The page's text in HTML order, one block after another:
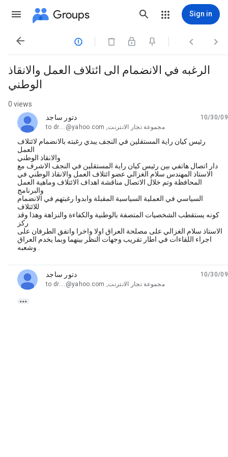
Groups Sign in
   
الرغبه في الانضمام الى ائتلاف العمل والانقاذ
الوطني
0 views
دتور ساجد
unread,
10/30/09
to
مجموعة تجار الانترنت, dr....@yahoo.com
رئيس كيان راية المستقلين في النجف يبدي رغبته بالانضمام لائتلاف
العمل
والانقاذ الوطني
دار اتصال هاتفي بين رئيس كيان راية المستقلين في النجف الاشرف مع
الاستاذ المهندس سلام الغزالي عضو ائتلاف العمل والانقاذ الوطني في
المحافظة وتم خلال الاتصال مناقشة اهداف الائتلاف وماهية العمل
والبرنامج
السياسي في العملية السياسية المقبلة وابدوا رغبتهم في الانضمام
للائتلاف
كونه يستقطب الشخصيات المتصفة بالوطنية والكفاءة والنزاهة وهذا وقد
ركز
الاستاذ سلام الغزالي على مصلحة العراق اولا واخرا واتفق الطرفان على
اجراء اللقاءات في اطار تقريب وجهات النظر بينهما وبما يخدم العراق
دتور ساجد
unread,
10/30/09
to
مجموعة تجار الانترنت, dr....@yahoo.com
